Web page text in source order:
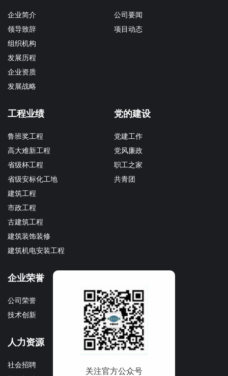
企业简介
领导致辞
组织机构
发展历程
企业资质
发展战略
公司要闻
项目动态
工程业绩
鲁班奖工程
高大难新工程
省级杯工程
省级安标化工地
建筑工程
市政工程
古建筑工程
建筑装饰装修
建筑机电安装工程
党的建设
党建工作
党风廉政
职工之家
共青团
企业荣誉
公司荣誉
技术创新
文化理念
企业宣传册
人力资源
社会招聘
关注官方公众号